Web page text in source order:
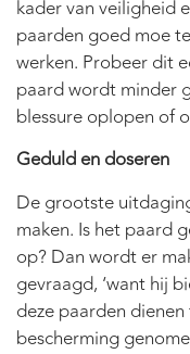
kader van veiligheid
paarden goed moe
werken. Probeer dit
paard wordt minder
blessure oplopen of
Geduld en doseren
De grootste
maken. Is het paard
op? Dan wordt er
gevraagd, ‘want hij
deze paarden
bescherming